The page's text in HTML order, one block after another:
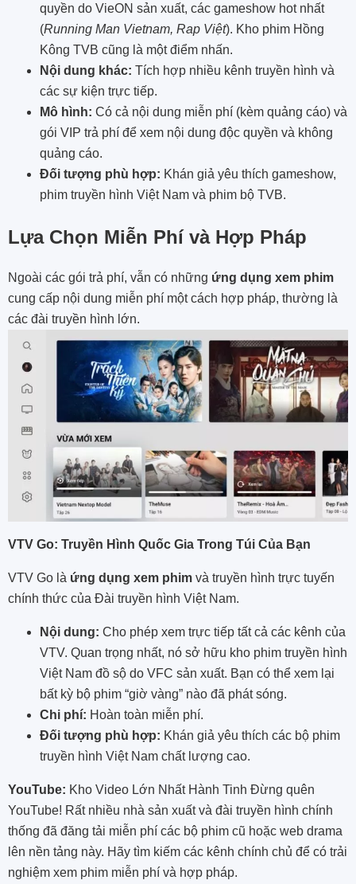
quyền do VieON sản xuất, các gameshow hot nhất
(Running Man Vietnam, Rap Việt). Kho phim Hồng
Kông TVB cũng là một điểm nhấn.
Nội dung khác: Tích hợp nhiều kênh truyền hình và
các sự kiện trực tiếp.
Mô hình: Có cả nội dung miễn phí (kèm quảng cáo) và
gói VIP trả phí để xem nội dung độc quyền và không
quảng cáo.
Đối tượng phù hợp: Khán giả yêu thích gameshow,
phim truyền hình Việt Nam và phim bộ TVB.
Lựa Chọn Miễn Phí và Hợp Pháp
Ngoài các gói trả phí, vẫn có những ứng dụng xem phim
cung cấp nội dung miễn phí một cách hợp pháp, thường là
các đài truyền hình lớn.
VTV Go: Truyền Hình Quốc Gia Trong Túi Của Bạn
VTV Go là ứng dụng xem phim và truyền hình trực tuyến
chính thức của Đài truyền hình Việt Nam.
Nội dung: Cho phép xem trực tiếp tất cả các kênh của
VTV. Quan trọng nhất, nó sở hữu kho phim truyền hình
Việt Nam đồ sộ do VFC sản xuất. Bạn có thể xem lại
bất kỳ bộ phim “giờ vàng” nào đã phát sóng.
Chi phí: Hoàn toàn miễn phí.
Đối tượng phù hợp: Khán giả yêu thích các bộ phim
truyền hình Việt Nam chất lượng cao.
YouTube: Kho Video Lớn Nhất Hành Tinh Đừng quên
YouTube! Rất nhiều nhà sản xuất và đài truyền hình chính
thống đã đăng tải miễn phí các bộ phim cũ hoặc web drama
lên nền tảng này. Hãy tìm kiếm các kênh chính chủ để có trải
nghiệm xem phim miễn phí và hợp pháp.